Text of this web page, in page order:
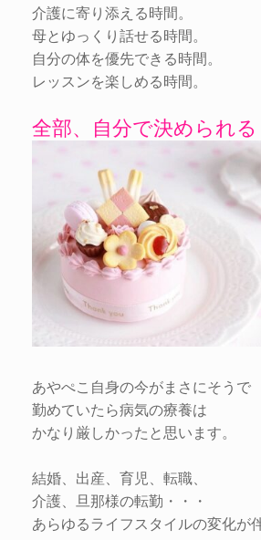
介護に寄り添える時間。
母とゆっくり話せる時間。
自分の体を優先できる時間。
レッスンを楽しめる時間。
全部、自分で決められる
あやぺこ自身の今がまさにそうで
勤めていたら病気の療養は
かなり厳しかったと思います。
結婚、出産、育児、転職、
介護、旦那様の転勤・・・
あらゆるライフスタイルの変化が